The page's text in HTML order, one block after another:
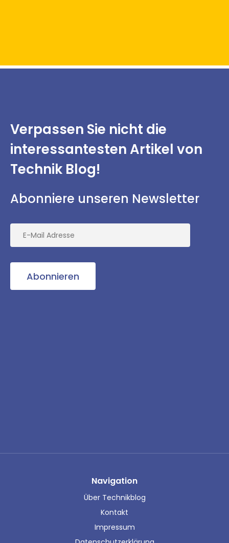
Verpassen Sie nicht die
interessantestenArtikel von
Technik Blog!
Abonniere unseren Newsletter
Abonnieren
Navigation
Über Technikblog
Kontakt
Impressum